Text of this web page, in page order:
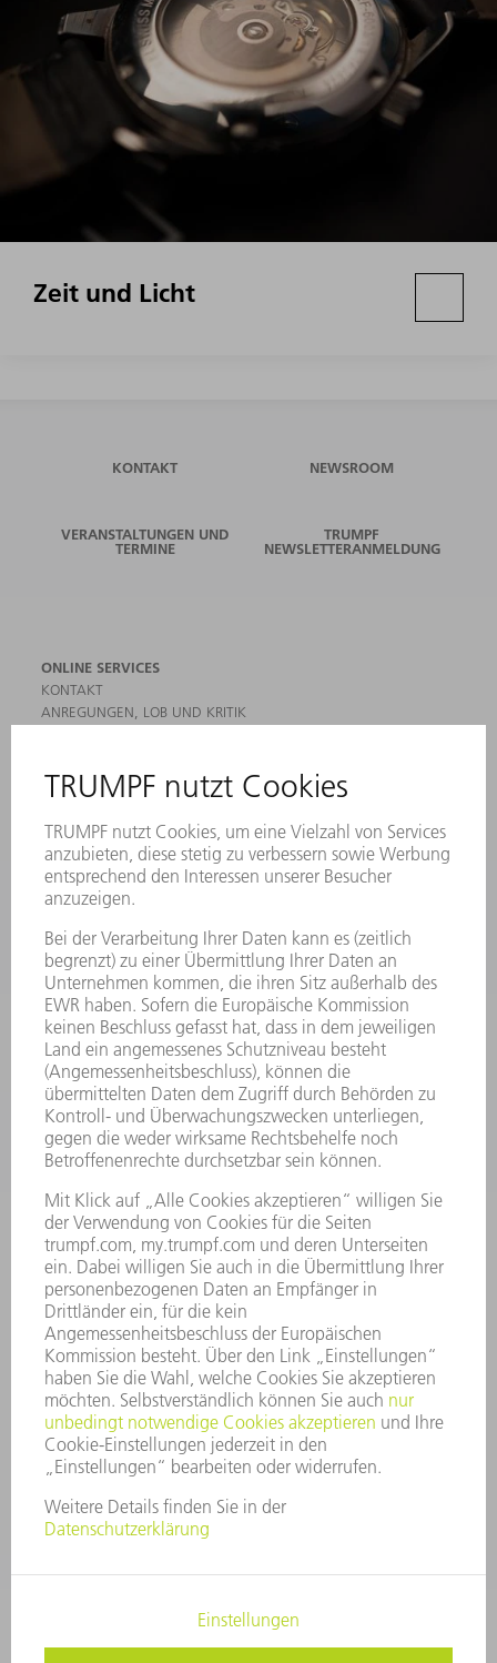
Zeit und Licht
KONTAKT NEWSROOM
VERANSTALTUNGEN UND
TERMINE
TRUMPF
NEWSLETTERANMELDUNG
ONLINE SERVICES
KONTAKT
ANREGUNGEN, LOB UND KRITIK
NEWSLETTER-ANMELDUNG
MYTRUMPF
SICHERHEITSDATENBLÄTTER
HÄNDLERSUCHE ELEKTROWERKZEUGE
PRODUKTE
MASCHINEN & SYSTEME
LEISTUNGSELEKTRONIK
ELEKTROWERKZEUGE
SMART FACTORY
SOFTWARE
SERVICES
ANWENDUNGEN
BRANCHEN
UNTERNEHMEN
KARRIERE
STELLENANGEBOTE
UNTERNEHMENSPROFIL
GESCHÄFTSBERICHT
UNTERNEHMENSGRUNDSÄTZE
COMPLIANCE
HINWEISGEBERSYSTEM
SECURITY
PRESSEMITTEILUNGEN
MAGAZINE
LIEFERANTEN
NACHHALTIGKEIT
UMWELT & KLIMA
SOZIALES & GESELLSCHAFT
UNTERNEHMENSFÜHRUNG
IMPRESSUM
DATENSCHUTZ
COPYRIGHT UND MARKENZEICHEN